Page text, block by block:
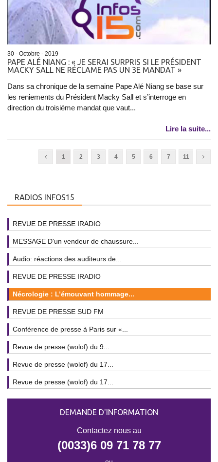
30 - Octobre - 2019
PAPE ALÉ NIANG : « JE SERAI SURPRIS SI LE PRÉSIDENT
MACKY SALL NE RÉCLAME PAS UN 3E MANDAT »
Dans sa chronique de la semaine Pape Alé Niang se base sur
les reniements du Président Macky Sall et s’interroge en
direction du troisiéme mandat que vaut...
Lire la suite...
1 2 3 4 5 6 7 11
RADIOS INFOS15
REVUE DE PRESSE IRADIO
MESSAGE D'un vendeur de chaussure...
Audio: réactions des auditeurs de...
REVUE DE PRESSE IRADIO
Nécrologie : L’émouvant hommage...
REVUE DE PRESSE SUD FM
Conférence de presse à Paris sur «...
Revue de presse (wolof) du 9...
Revue de presse (wolof) du 17...
Revue de presse (wolof) du 17...
DEMANDE D'INFORMATION
Contactez nous au
(0033)6 09 71 78 77